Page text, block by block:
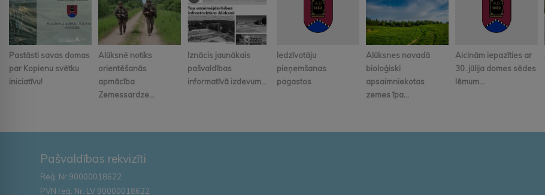
Pastāsti savas domas
par Kopienu svētku
iniciatīvu!
Alūksnē notiks
orientēšanās
apmācība
Zemessardze...
Iznācis jaunākais
pašvaldības
informatīvā izdevum...
Iedzīvotāju
pieņemšanas
pagastos
Alūksnes novadā
bioloģiski
apsaimniekotas
zemes īpa...
Aicinām iepazīties ar
30. jūlija domes sēdes
lēmum...
Pašvaldības rekvizīti
Reģ. Nr.90000018622
PVN reģ. Nr. LV 90000018622